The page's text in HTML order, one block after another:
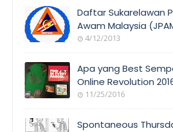
COVERAGE
AWAM
Daftar Sukarelawan
Awam Malaysia
4/12/2013
COVERAGE
Apa yang Best
Online Revolution
11/25/2016
Spontaneous